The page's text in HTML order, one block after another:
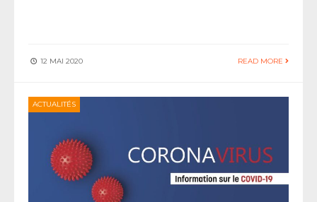
12 MAI 2020 READ MORE
ACTUALITÉS